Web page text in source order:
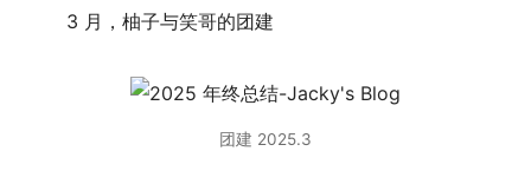
3 月，柚子与笑哥的团建
团建 2025.3